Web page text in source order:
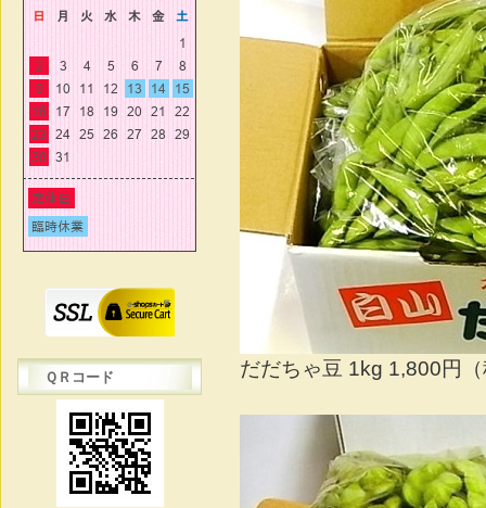
だだちゃ豆 1kg 1,800円
ＱＲコード